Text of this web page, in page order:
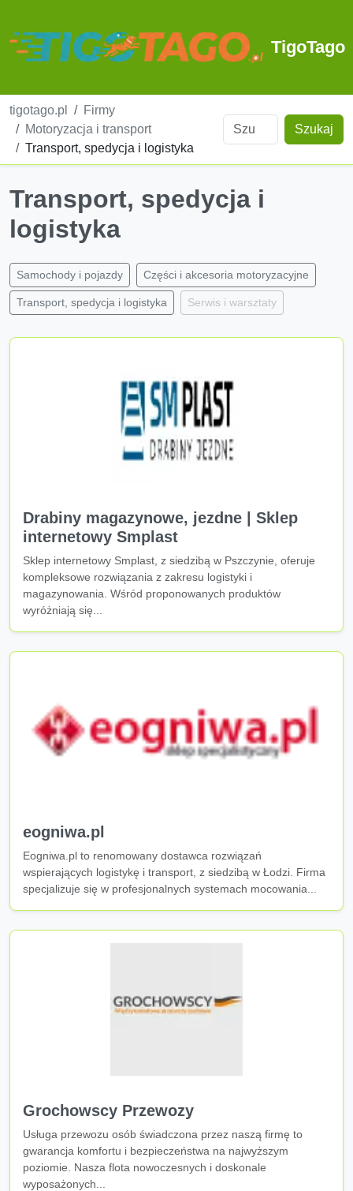
TigoTago
tigotago.pl
Firmy
Motoryzacja i transport
Transport, spedycja i logistyka
Szukaj
Transport, spedycja i
logistyka
Samochody i pojazdy Części i akcesoria motoryzacyjne
Transport, spedycja i logistyka Serwis i warsztaty
Drabiny magazynowe, jezdne | Sklep
internetowy Smplast
Sklep internetowy Smplast, z siedzibą w Pszczynie, oferuje
kompleksowe rozwiązania z zakresu logistyki i
magazynowania. Wśród proponowanych produktów
wyróżniają się...
eogniwa.pl
Eogniwa.pl to renomowany dostawca rozwiązań
wspierających logistykę i transport, z siedzibą w Łodzi. Firma
specjalizuje się w profesjonalnych systemach mocowania...
Grochowscy Przewozy
Usługa przewozu osób świadczona przez naszą firmę to
gwarancja komfortu i bezpieczeństwa na najwyższym
poziomie. Nasza flota nowoczesnych i doskonale
wyposażonych...